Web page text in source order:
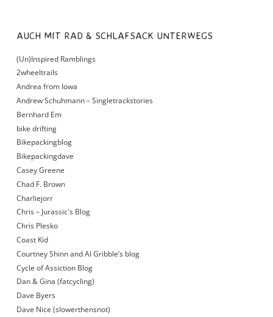
AUCH MIT RAD & SCHLAFSACK UNTERWEGS
(Un)Inspired Ramblings
2wheeltrails
Andrea from Iowa
Andrew Schuhmann – Singletrackstories
Bernhard Em
bike drifting
Bikepackingblog
Bikepackingdave
Casey Greene
Chad F. Brown
Charliejorr
Chris – Jurassic´s Blog
Chris Plesko
Coast Kid
Courtney Shinn and Al Gribble’s blog
Cycle of Assiction Blog
Dan & Gina (fatcycling)
Dave Byers
Dave Nice (slowerthensnot)